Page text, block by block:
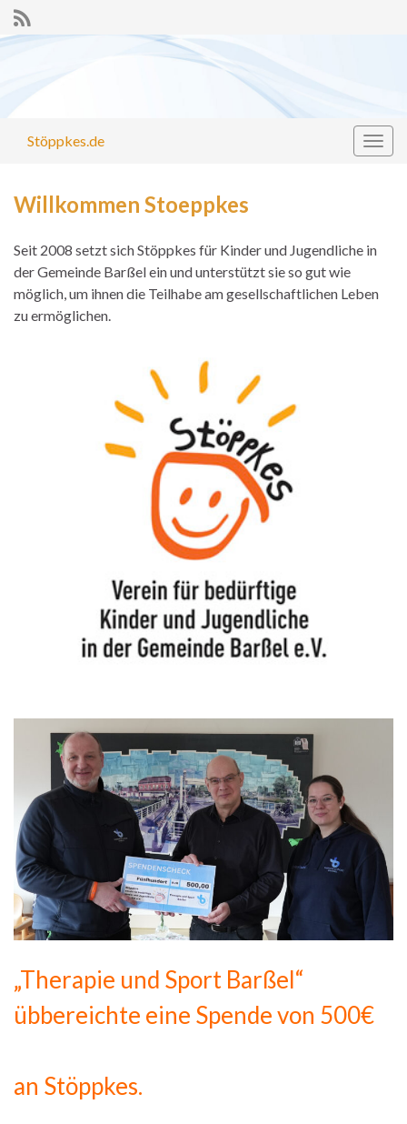
Stöppkes.de
Willkommen Stoeppkes
Seit 2008 setzt sich Stöppkes für Kinder und Jugendliche in
der Gemeinde Barßel ein und unterstützt sie so gut wie
möglich, um ihnen die Teilhabe am gesellschaftlichen Leben
zu ermöglichen.
„Therapie und Sport Barßel“
übbereichte eine Spende von 500€
an Stöppkes.